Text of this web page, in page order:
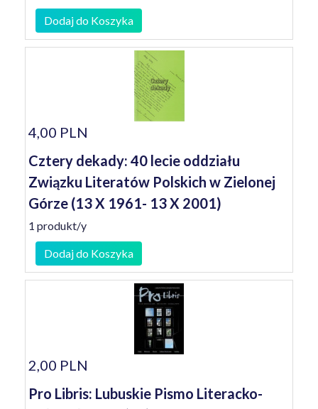
Dodaj do Koszyka
4,00 PLN
Cztery dekady: 40 lecie oddziału
Związku Literatów Polskich w Zielonej
Górze (13 X 1961- 13 X 2001)
1 produkt/y
Dodaj do Koszyka
2,00 PLN
Pro Libris: Lubuskie Pismo Literacko-